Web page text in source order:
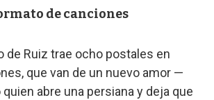
de canciones
de Ruiz trae ocho postales en
que van de un nuevo amor —
abre una persiana y deja que